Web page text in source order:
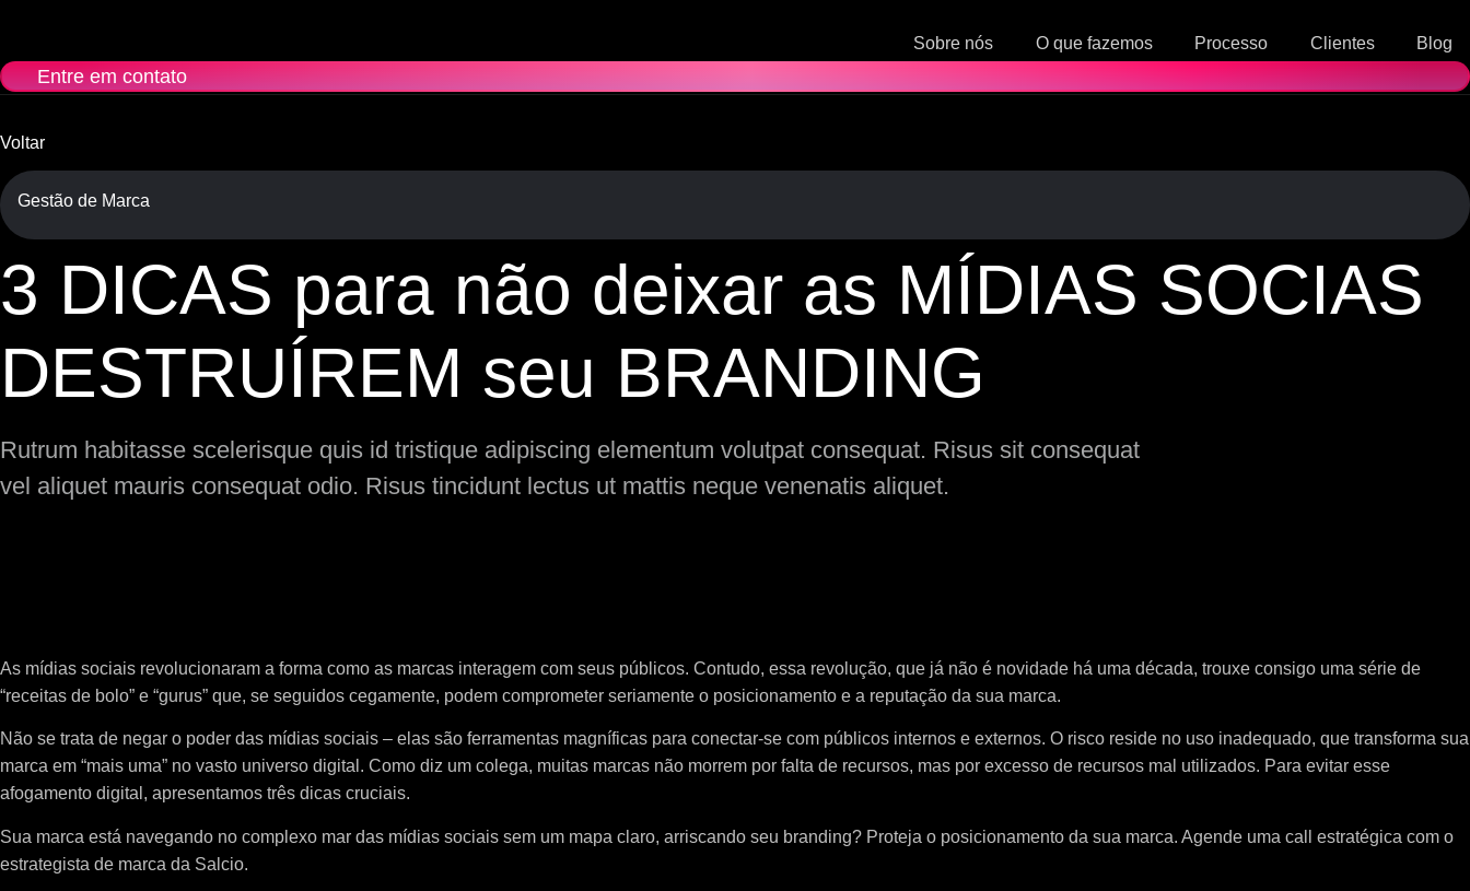
o
conteúdo
Sobre nós O que fazemos Processo Clientes Blog
Entre em contato
Voltar
Gestão de Marca
3 DICAS para não deixar as MÍDIAS SOCIAS
DESTRUÍREM seu BRANDING
Rutrum habitasse scelerisque quis id tristique adipiscing elementum volutpat consequat. Risus sit consequat
vel aliquet mauris consequat odio. Risus tincidunt lectus ut mattis neque venenatis aliquet.
Tabela de conteúdos
As mídias sociais revolucionaram a forma como as marcas interagem com seus públicos. Contudo, essa revolução, que já não é novidade há uma década, trouxe consigo uma série de
“receitas de bolo” e “gurus” que, se seguidos cegamente, podem comprometer seriamente o posicionamento e a reputação da sua marca.
Não se trata de negar o poder das mídias sociais – elas são ferramentas magníficas para conectar-se com públicos internos e externos. O risco reside no uso inadequado, que transforma sua
marca em “mais uma” no vasto universo digital. Como diz um colega, muitas marcas não morrem por falta de recursos, mas por excesso de recursos mal utilizados. Para evitar esse
afogamento digital, apresentamos três dicas cruciais.
Sua marca está navegando no complexo mar das mídias sociais sem um mapa claro, arriscando seu branding? Proteja o posicionamento da sua marca. Agende uma call estratégica com o
estrategista de marca da Salcio.